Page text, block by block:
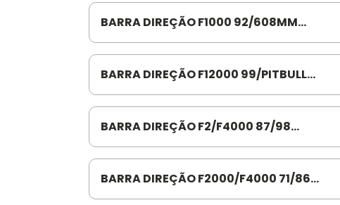
BARRA DIREÇÃO F1000 92/608MM
CURT BD3634
BARRA DIREÇÃO F12000 99/PITBULL
CURTA ZL8038
BARRA DIREÇÃO F2/F4000 87/98
CURTA BD3203 N726
BARRA DIREÇÃO F2000/F4000 71/86
CURTA BD2203